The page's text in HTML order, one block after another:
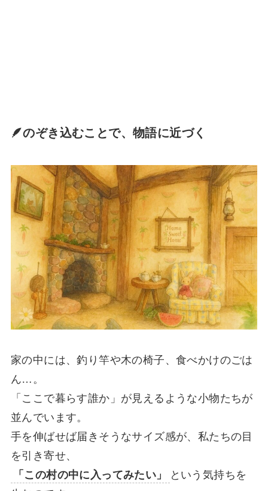
🪶のぞき込むことで、物語に近づく
家の中には、釣り竿や木の椅子、食べかけのごは
ん…。
「ここで暮らす誰か」が見えるような小物たちが
並んでいます。
手を伸ばせば届きそうなサイズ感が、私たちの目
を引き寄せ、
「この村の中に入ってみたい」
という気持ちを